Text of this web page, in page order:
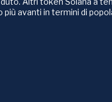
più avanti in termini di